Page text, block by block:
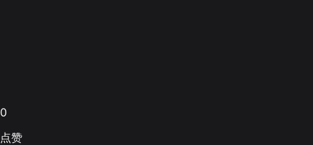
0
点赞